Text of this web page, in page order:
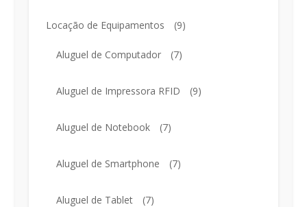
Locação de Equipamentos (9)
Aluguel de Computador (7)
Aluguel de Impressora RFID (9)
Aluguel de Notebook (7)
Aluguel de Smartphone (7)
Aluguel de Tablet (7)